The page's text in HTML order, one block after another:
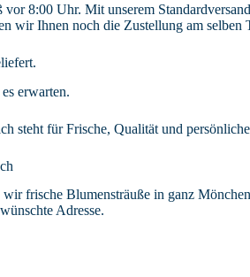
8:00 Uhr. Mit unserem
wir Ihnen noch die Zustellung am
erwarten.
steht für Frische, Qualität und
frische Blumensträuße in ganz
Adresse.